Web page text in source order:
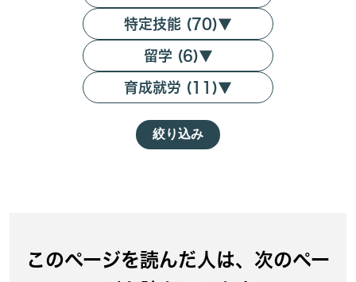
特定技能 (70)▼
留学 (6)▼
育成就労 (11)▼
絞り込み
このページを読んだ人は、次のペー